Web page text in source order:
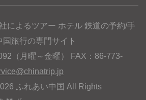
によるツアー ホテル 鉄道の予約/手
旅行の専門サイト
（月曜～金曜） FAX：86-773-
ふれあい中国 All Rights